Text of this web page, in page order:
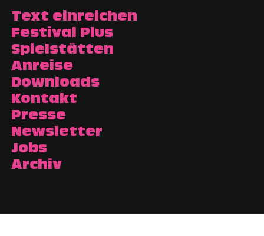
Text einreichen
Festival Plus
Spielstätten
Anreise
Downloads
Kontakt
Presse
Newsletter
Jobs
Archiv